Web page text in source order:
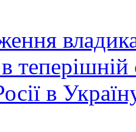
теперішній
в